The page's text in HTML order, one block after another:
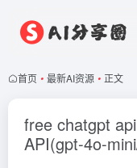
首页 • 最新AI资源 • 正文
free chatgpt
API(gpt-4o-